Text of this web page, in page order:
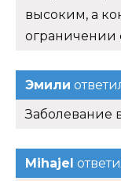
высоким, а
ограничении
Эмили
Заболевание
Mihajel